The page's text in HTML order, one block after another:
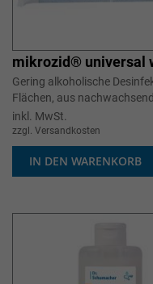
mikrozid® universal
Gering alkoholische
Flächen, aus
100% plastikf...
inkl. MwSt.
zzgl. Versandkosten
IN DEN WARENKORB